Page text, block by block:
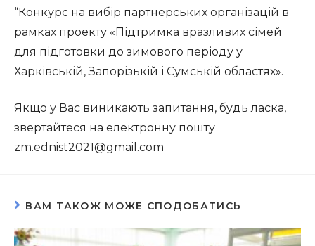
“Конкурс на вибір партнерських організацій в
рамках проекту «Підтримка вразливих сімей
для підготовки до зимового періоду у
Харківській, Запорізькій і Сумській областях».
Якщо у Вас виникають запитання, будь ласка,
звертайтеся на електронну пошту
zm.ednist2021@gmail.com
ВАМ ТАКОЖ МОЖЕ СПОДОБАТИСЬ